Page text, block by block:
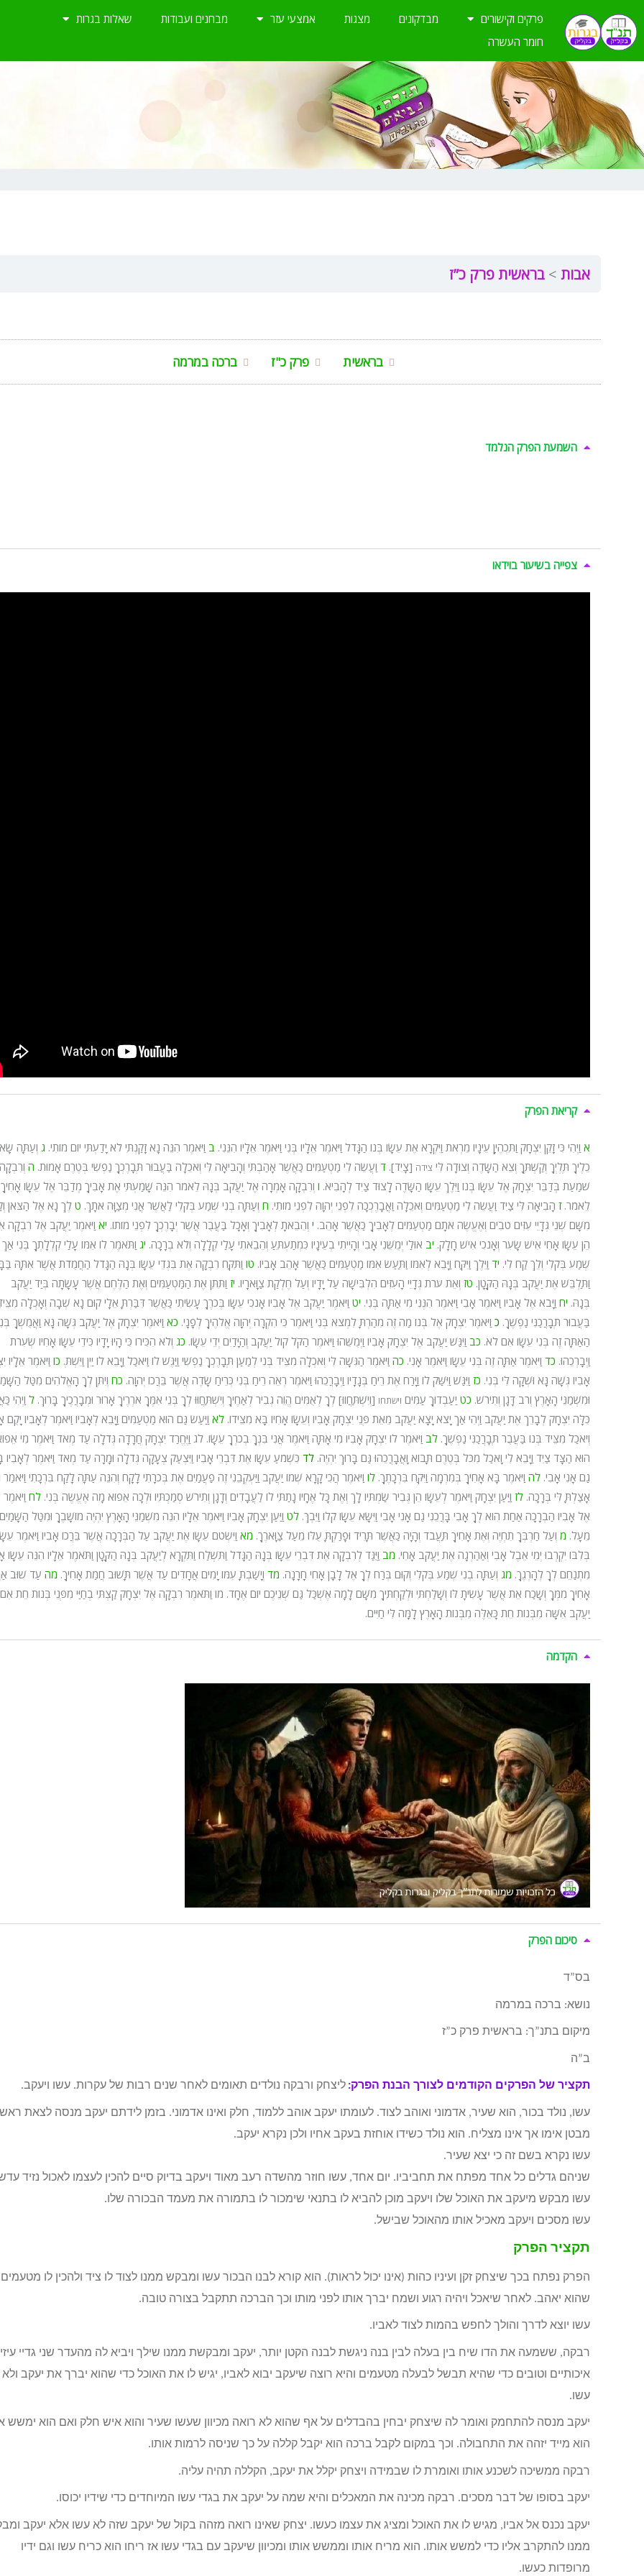
לתוכן
פרקים וקישורים מבדקונים מצגות אמצעי עזר מבחנים ועבודות
שאלות בגרות
חומר העשרה
אבות בראשית פרק כ”ז
בראשית פרק כ"ז ברכה במרמה
השמעת הפרק הנלמד
צפייה בשיעור בוידאו
קריאת הפרק
א וַיְהִי כִּי זָקֵן יִצְחָק וַתִּכְהֶיןָ עֵינָיו מֵרְאֹת וַיִּקְרָא אֶת עֵשָׂו בְּנוֹ הַגָּדֹל וַיֹּאמֶר אֵלָיו בְּנִי וַיֹּאמֶר אֵלָיו הִנֵּנִי. ב וַיֹּאמֶר הִנֵּה נָא זָקַנְתִּי לֹא יָדַעְתִּי יוֹם מוֹתִי. ג וְעַתָּה
כֵלֶיךָ תֶּלְיְךָ וְקַשְׁתֶּךָ וְצֵא הַשָּׂדֶה וְצוּדָה לִּי צידה [צָיִד]. ד וַעֲשֵׂה לִי מַטְעַמִּים כַּאֲשֶׁר אָהַבְתִּי וְהָבִיאָה לִּי וְאֹכֵלָה בַּעֲבוּר תְּבָרֶכְךָ נַפְשִׁי בְּטֶרֶם אָמוּת. ה וְרִבְקָה
שֹׁמַעַת בְּדַבֵּר יִצְחָק אֶל עֵשָׂו בְּנוֹ וַיֵּלֶךְ עֵשָׂו הַשָּׂדֶה לָצוּד צַיִד לְהָבִיא. ו וְרִבְקָה אָמְרָה אֶל יַעֲקֹב בְּנָהּ לֵאמֹר הִנֵּה שָׁמַעְתִּי אֶת אָבִיךָ מְדַבֵּר אֶל עֵשָׂו אָחִיךָ
לֵאמֹר.ז הָבִיאָה לִּי צַיִד וַעֲשֵׂה לִי מַטְעַמִּים וְאֹכֵלָה וַאֲבָרֶכְכָה לִפְנֵי יְהוָה לִפְנֵי מוֹתִי. ח וְעַתָּה בְנִי שְׁמַע בְּקֹלִי לַאֲשֶׁר אֲנִי מְצַוָּה אֹתָךְ. טלֶךְ נָא אֶל הַצֹּאן
מִשָּׁם שְׁנֵי גְּדָיֵי עִזִּים טֹבִים וְאֶעֱשֶׂה אֹתָם מַטְעַמִּים לְאָבִיךָ כַּאֲשֶׁר אָהֵב. י וְהֵבֵאתָ לְאָבִיךָ וְאָכָל בַּעֲבֻר אֲשֶׁר יְבָרֶכְךָ לִפְנֵי מוֹתוֹ. יא וַיֹּאמֶר יַעֲקֹב אֶל רִבְקָה
הֵן עֵשָׂו אָחִי אִישׁ שָׂעִר וְאָנֹכִי אִישׁ חָלָק. יב אוּלַי יְמֻשֵּׁנִי אָבִי וְהָיִיתִי בְעֵינָיו כִּמְתַעְתֵּעַ וְהֵבֵאתִי עָלַי קְלָלָה וְלֹא בְרָכָה. יג וַתֹּאמֶר לוֹ אִמּוֹ עָלַי קִלְלָתְךָ בְּנִי אַךְ
שְׁמַע בְּקֹלִי וְלֵךְ קַח לִי. יד וַיֵּלֶךְ וַיִּקַּח וַיָּבֵא לְאִמּוֹ וַתַּעַשׂ אִמּוֹ מַטְעַמִּים כַּאֲשֶׁר אָהֵב אָבִיו. טו וַתִּקַּח רִבְקָה אֶת בִּגְדֵי עֵשָׂו בְּנָהּ הַגָּדֹל הַחֲמֻדֹת אֲשֶׁר אִתָּהּ
וַתַּלְבֵּשׁ אֶת יַעֲקֹב בְּנָהּ הַקָּטָן. טז וְאֵת עֹרֹת גְּדָיֵי הָעִזִּים הִלְבִּישָׁה עַל יָדָיו וְעַל חֶלְקַת צַוָּארָיו. יז וַתִּתֵּן אֶת הַמַּטְעַמִּים וְאֶת הַלֶּחֶם אֲשֶׁר עָשָׂתָה בְּיַד יַעֲקֹב
בְּנָהּ. יח וַיָּבֹא אֶל אָבִיו וַיֹּאמֶר אָבִי וַיֹּאמֶר הִנֶּנִּי מִי אַתָּה בְּנִי. יט וַיֹּאמֶר יַעֲקֹב אֶל אָבִיו אָנֹכִי עֵשָׂו בְּכֹרֶךָ עָשִׂיתִי כַּאֲשֶׁר דִּבַּרְתָּ אֵלָי קוּם נָא שְׁבָה וְאָכְלָה
בַּעֲבוּר תְּבָרֲכַנִּי נַפְשֶׁךָ. כ וַיֹּאמֶר יִצְחָק אֶל בְּנוֹ מַה זֶּה מִהַרְתָּ לִמְצֹא בְּנִי וַיֹּאמֶר כִּי הִקְרָה יְהוָה אֱלֹהֶיךָ לְפָנָי. כא וַיֹּאמֶר יִצְחָק אֶל יַעֲקֹב גְּשָׁה נָּא וַאֲמֻשְׁךָ
הַאַתָּה זֶה בְּנִי עֵשָׂו אִם לֹא. כב וַיִּגַּשׁ יַעֲקֹב אֶל יִצְחָק אָבִיו וַיְמֻשֵּׁהוּ וַיֹּאמֶר הַקֹּל קוֹל יַעֲקֹב וְהַיָּדַיִם יְדֵי עֵשָׂו. כג וְלֹא הִכִּירוֹ כִּי הָיוּ יָדָיו כִּידֵי עֵשָׂו אָחִיו שְׂעִרֹת
וַיְבָרְכֵהוּ. כד וַיֹּאמֶר אַתָּה זֶה בְּנִי עֵשָׂו וַיֹּאמֶר אָנִי. כה וַיֹּאמֶר הַגִּשָׁה לִּי וְאֹכְלָה מִצֵּיד בְּנִי לְמַעַן תְּבָרֶכְךָ נַפְשִׁי וַיַּגֶּשׁ לוֹ וַיֹּאכַל וַיָּבֵא לוֹ יַיִן וַיֵּשְׁתְּ. כו וַיֹּאמֶר אֵלָיו
אָבִיו גְּשָׁה נָּא וּשְׁקָה לִּי בְּנִי. כז וַיִּגַּשׁ וַיִּשַּׁק לוֹ וַיָּרַח אֶת רֵיחַ בְּגָדָיו וַיְבָרֲכֵהוּ וַיֹּאמֶר רְאֵה רֵיחַ בְּנִי כְּרֵיחַ שָׂדֶה אֲשֶׁר בֵּרֲכוֹ יְהוָה. כח וְיִתֶּן לְךָ הָאֱלֹהִים מִטַּל
וּמִשְׁמַנֵּי הָאָרֶץ וְרֹב דָּגָן וְתִירֹשׁ. כט יַעַבְדוּךָ עַמִּים וישתחו [וְיִשְׁתַּחֲווּ] לְךָ לְאֻמִּים הֱוֵה גְבִיר לְאַחֶיךָ וְיִשְׁתַּחֲוּוּ לְךָ בְּנֵי אִמֶּךָ אֹרְרֶיךָ אָרוּר וּמְבָרֲכֶיךָ בָּרוּךְ. ל וַיְהִי
כִּלָּה יִצְחָק לְבָרֵךְ אֶת יַעֲקֹב וַיְהִי אַךְ יָצֹא יָצָא יַעֲקֹב מֵאֵת פְּנֵי יִצְחָק אָבִיו וְעֵשָׂו אָחִיו בָּא מִצֵּידוֹ. לא וַיַּעַשׂ גַּם הוּא מַטְעַמִּים וַיָּבֵא לְאָבִיו וַיֹּאמֶר לְאָבִיו יָקֻם
וְיֹאכַל מִצֵּיד בְּנוֹ בַּעֲבֻר תְּבָרֲכַנִּי נַפְשֶׁךָ. לב וַיֹּאמֶר לוֹ יִצְחָק אָבִיו מִי אָתָּה וַיֹּאמֶר אֲנִי בִּנְךָ בְכֹרְךָ עֵשָׂו. לג וַיֶּחֱרַד יִצְחָק חֲרָדָה גְּדֹלָה עַד מְאֹד וַיֹּאמֶר מִי
הוּא הַצָּד צַיִד וַיָּבֵא לִי וָאֹכַל מִכֹּל בְּטֶרֶם תָּבוֹא וָאֲבָרֲכֵהוּ גַּם בָּרוּךְ יִהְיֶה. לד כִּשְׁמֹעַ עֵשָׂו אֶת דִּבְרֵי אָבִיו וַיִּצְעַק צְעָקָה גְּדֹלָה וּמָרָה עַד מְאֹד וַיֹּאמֶר לְאָבִיו
גַם אָנִי אָבִי. לה וַיֹּאמֶר בָּא אָחִיךָ בְּמִרְמָה וַיִּקַּח בִּרְכָתֶךָ. לו וַיֹּאמֶר הֲכִי קָרָא שְׁמוֹ יַעֲקֹב וַיַּעְקְבֵנִי זֶה פַעֲמַיִם אֶת בְּכֹרָתִי לָקָח וְהִנֵּה עַתָּה לָקַח בִּרְכָתִי
אָצַלְתָּ לִּי בְּרָכָה. לז וַיַּעַן יִצְחָק וַיֹּאמֶר לְעֵשָׂו הֵן גְּבִיר שַׂמְתִּיו לָךְ וְאֶת כָּל אֶחָיו נָתַתִּי לוֹ לַעֲבָדִים וְדָגָן וְתִירֹשׁ סְמַכְתִּיו וּלְכָה אֵפוֹא מָה אֶעֱשֶׂה בְּנִי. לח
אֶל אָבִיו הַבְרָכָה אַחַת הִוא לְךָ אָבִי בָּרֲכֵנִי גַם אָנִי אָבִי וַיִּשָּׂא עֵשָׂו קֹלוֹ וַיֵּבְךְּ. לט וַיַּעַן יִצְחָק אָבִיו וַיֹּאמֶר אֵלָיו הִנֵּה מִשְׁמַנֵּי הָאָרֶץ יִהְיֶה מוֹשָׁבֶךָ וּמִטַּל הַשָּׁמַיִם
מֵעָל. מ וְעַל חַרְבְּךָ תִחְיֶה וְאֶת אָחִיךָ תַּעֲבֹד וְהָיָה כַּאֲשֶׁר תָּרִיד וּפָרַקְתָּ עֻלּוֹ מֵעַל צַוָּארֶךָ. מא וַיִּשְׂטֹם עֵשָׂו אֶת יַעֲקֹב עַל הַבְּרָכָה אֲשֶׁר בֵּרֲכוֹ אָבִיו וַיֹּאמֶר
בְּלִבּוֹ יִקְרְבוּ יְמֵי אֵבֶל אָבִי וְאַהַרְגָה אֶת יַעֲקֹב אָחִי. מב וַיֻּגַּד לְרִבְקָה אֶת דִּבְרֵי עֵשָׂו בְּנָהּ הַגָּדֹל וַתִּשְׁלַח וַתִּקְרָא לְיַעֲקֹב בְּנָהּ הַקָּטָן וַתֹּאמֶר אֵלָיו הִנֵּה עֵשָׂו
מִתְנַחֵם לְךָ לְהָרְגֶךָ. מג וְעַתָּה בְנִי שְׁמַע בְּקֹלִי וְקוּם בְּרַח לְךָ אֶל לָבָן אָחִי חָרָנָה. מד וְיָשַׁבְתָּ עִמּוֹ יָמִים אֲחָדִים עַד אֲשֶׁר תָּשׁוּב חֲמַת אָחִיךָ. מה עַד שׁוּב
אָחִיךָ מִמְּךָ וְשָׁכַח אֵת אֲשֶׁר עָשִׂיתָ לּוֹ וְשָׁלַחְתִּי וּלְקַחְתִּיךָ מִשָּׁם לָמָה אֶשְׁכַּל גַּם שְׁנֵיכֶם יוֹם אֶחָד. מו וַתֹּאמֶר רִבְקָה אֶל יִצְחָק קַצְתִּי בְחַיַּי מִפְּנֵי בְּנוֹת חֵת
יַעֲקֹב אִשָּׁה מִבְּנוֹת חֵת כָּאֵלֶּה מִבְּנוֹת הָאָרֶץ לָמָּה לִּי חַיִּים.
הקדמה
סיכום הפרק
בס”ד
נושא: ברכה במרמה
מיקום בתנ”ך: בראשית פרק כ”ז
ב”ה
תקציר של הפרקים הקודמים לצורך הבנת הפרק: ליצחק ורבקה נולדים תאומים לאחר שנים רבות של עקרות. עשו ויעקב.
עשו, נולד בכור, הוא שעיר, אדמוני ואוהב לצוד. לעומתו יעקב אוהב ללמוד, חלק ואינו אדמוני. בזמן לידתם יעקב מנסה לצאת
מבטן אימו אך אינו מצליח. הוא נולד כשידו אוחזת בעקב אחיו ולכן נקרא יעקב.
עשו נקרא בשם זה כי יצא שעיר.
שניהם גדלים כל אחד מפתח את תחביביו. יום אחד, עשו חוזר מהשדה רעב מאוד ויעקב בדיוק סיים להכין לעצמו לאכול נזיד
עשו מבקש מיעקב את האוכל שלו ויעקב מוכן להביא לו בתנאי שימכור לו בתמורה את מעמד הבכורה שלו.
עשו מסכים ויעקב מאכיל אותו מהאוכל שבישל.
תקציר הפרק
הפרק נפתח בכך שיצחק זקן ועיניו כהות (אינו יכול לראות). הוא קורא לבנו הבכור עשו ומבקש ממנו לצוד לו ציד ולהכין לו מטעמים
שהוא יאהב. לאחר שיאכל ויהיה רגוע ושמח יברך אותו לפני מותו וכך הברכה תתקבל בצורה טובה.
עשו יוצא לדרך והולך לחפש בהמות לצוד לאביו.
רבקה, ששמעה את הדו שיח בין בעלה לבין בנה ניגשת לבנה הקטן יותר, יעקב ומבקשת ממנו שילך ויביא לה מהעדר שני גדיי
איכותיים וטובים כדי שהיא תבשל לבעלה מטעמים והיא רוצה שיעקב יבוא לאביו, יגיש לו את האוכל כדי שהוא יברך את יעקב
עשו.
יעקב מנסה להתחמק ואומר לה שיצחק יבחין בהבדלים על אף שהוא לא רואה מכיוון שעשו שעיר והוא איש חלק ואם הוא ימשש
הוא מייד יזהה את התחבולה. וכך במקום לקבל ברכה הוא יקבל קללה על כך שניסה לרמות אותו.
רבקה ממשיכה לשכנע אותו ואומרת לו שבמידה ויצחק יקלל את יעקב, הקללה תהיה עליה.
יעקב בסופו של דבר מסכים. רבקה מכינה את המאכלים והיא שמה על יעקב את בגדי עשו המיוחדים כדי שידיו יכוסו.
יעקב נכנס אל אביו, מגיש לו את האוכל ומציג את עצמו כעשו. יצחק שאינו רואה מזהה בקול של יעקב שזה לא עשו אלא יעקב
ממנו להתקרב אליו כדי למשש אותו. הוא מריח אותו וממשש אותו ומכיוון שיעקב עם בגדי עשו אז ריחו הוא כריח עשו וגם ידיו
מרופדות כעשו.